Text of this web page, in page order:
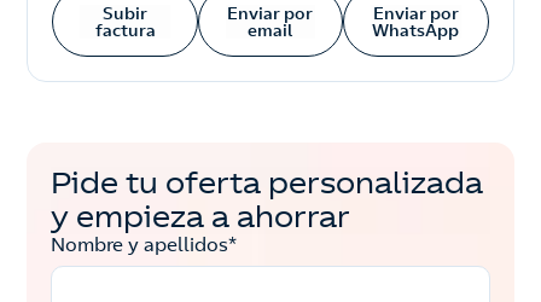
Subir
factura
Enviar por
email
Enviar por
WhatsApp
Pide tu oferta personalizada
y empieza a ahorrar
Nombre y apellidos*